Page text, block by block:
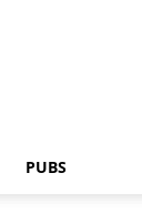
PUBS